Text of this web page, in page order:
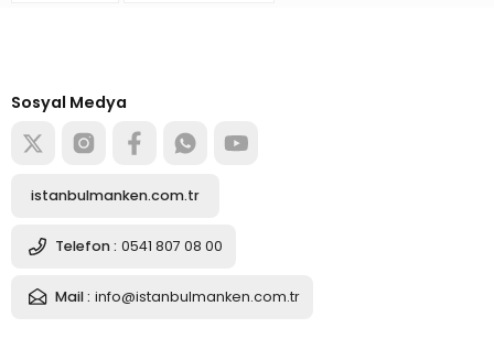
Ten Rengi İğne Batabilen Terzi Mankeni 34-46
Sosyal Medya
istanbulmanken.com.tr
Telefon : 0541 807 08 00
Mail : info@istanbulmanken.com.tr